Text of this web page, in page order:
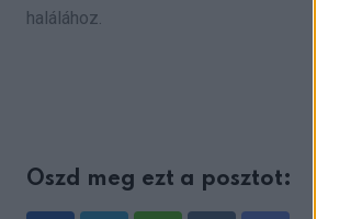
halálához.
Oszd meg ezt a posztot: